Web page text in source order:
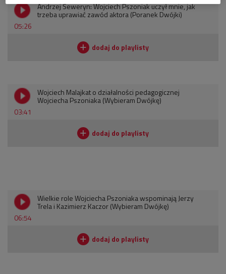
05:26
Andrzej Seweryn: Wojciech Pszoniak uczył mnie, jak
trzeba uprawiać zawód aktora (Poranek Dwójki)
03:41
Wojciech Malajkat o działalności pedagogicznej
Wojciecha Pszoniaka (Wybieram Dwójkę)
06:54
Wielkie role Wojciecha Pszoniaka wspominają Jerzy
Trela i Kazimierz Kaczor (Wybieram Dwójkę)